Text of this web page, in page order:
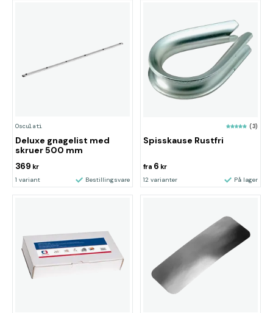
Osculati
Deluxe gnagelist med
skruer 500 mm
369 kr
1 variant Bestillingsvare
(3)
Spisskause Rustfri
fra 6 kr
12 varianter På lager